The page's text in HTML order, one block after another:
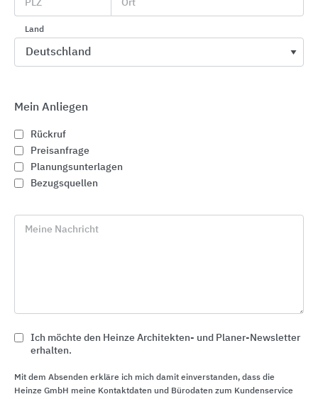
PLZ Ort
Land
Mein Anliegen
Rückruf
Preisanfrage
Planungsunterlagen
Bezugsquellen
Meine Nachricht
Ich möchte den Heinze Architekten- und Planer-Newsletter
erhalten.
Mit dem Absenden erkläre ich mich damit einverstanden, dass die
Heinze GmbH meine Kontaktdaten und Bürodaten zum Kundenservice